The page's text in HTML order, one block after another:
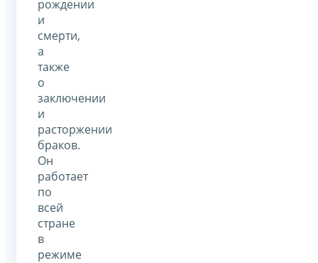
рождении
и
смерти,
а
также
о
заключении
и
расторжении
браков.
Он
работает
по
всей
стране
в
режиме